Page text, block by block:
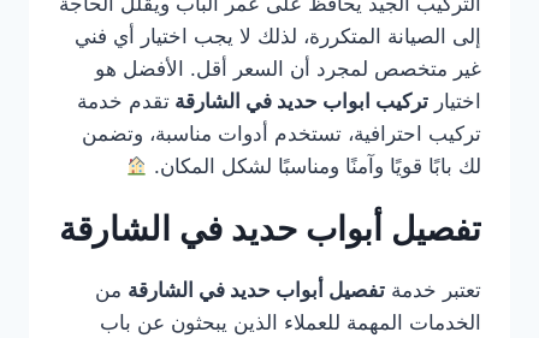
إلى الصيانة المتكررة، لذلك لا يجب اختيار أي فني
غير متخصص لمجرد أن السعر أقل. الأفضل هو
اختيار تركيب ابواب حديد في الشارقة تقدم خدمة
تركيب احترافية، تستخدم أدوات مناسبة، وتضمن
لك بابًا قويًا وآمنًا ومناسبًا لشكل المكان.
تفصيل أبواب حديد في الشارقة
تعتبر خدمة تفصيل أبواب حديد في الشارقة من
الخدمات المهمة للعملاء الذين يبحثون عن باب